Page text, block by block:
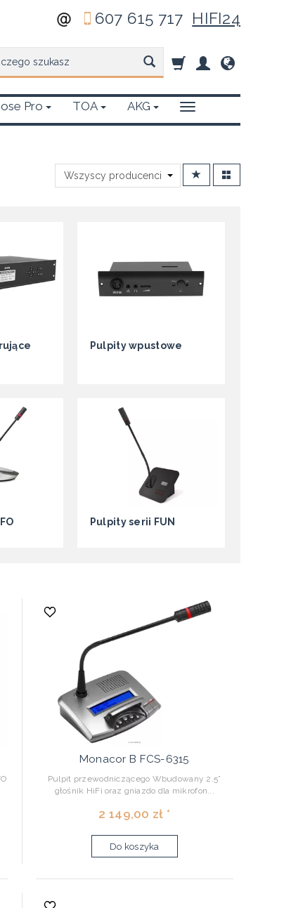
607 615 717 HIFI24
Pro TOA AKG
Pulpity wpustowe
Pulpity serii FUN
Monacor B FCS-6315
Pulpit przewodniczącego Wbudowany 2.5”
głośnik HiFi oraz gniazdo dla mikrofon...
2 149,00 zł *
Do koszyka